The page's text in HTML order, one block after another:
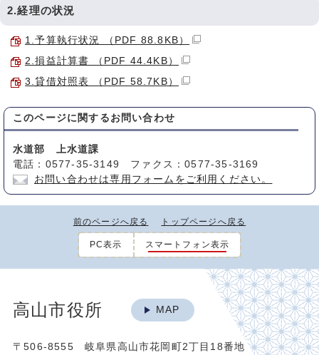
2.経理の状況
1.予算執行状況 （PDF 88.8KB）
2.損益計算書 （PDF 44.4KB）
3.貸借対照表 （PDF 58.7KB）
このページに関する お問い合わせ
水道部 上水道課
電話：0577-35-3149 ファクス：0577-35-3169
お問い合わせは専用フォームをご利用ください。
前のページへ戻る トップページへ戻る
PC表示 スマートフォン表示
高山市役所 MAP
〒506-8555 岐阜県高山市花岡町2丁目18番地